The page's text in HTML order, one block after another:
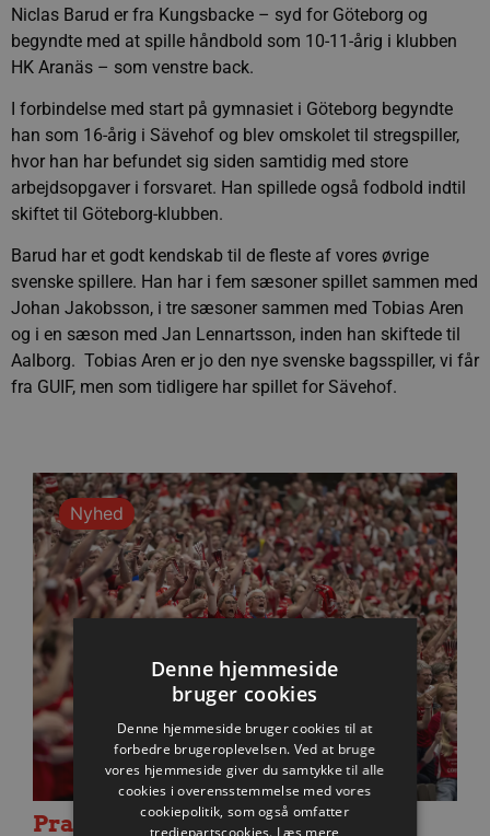
Niclas Barud er fra Kungsbacke – syd for Göteborg og
begyndte med at spille håndbold som 10-11-årig i klubben
HK Aranäs – som venstre back.
I forbindelse med start på gymnasiet i Göteborg begyndte
han som 16-årig i Sävehof og blev omskolet til stregspiller,
hvor han har befundet sig siden samtidig med store
arbejdsopgaver i forsvaret. Han spillede også fodbold indtil
skiftet til Göteborg-klubben.
Barud har et godt kendskab til de fleste af vores øvrige
svenske spillere. Han har i fem sæsoner spillet sammen med
Johan Jakobsson, i tre sæsoner sammen med Tobias Aren
og i en sæson med Jan Lennartsson, inden han skiftede til
Aalborg. Tobias Aren er jo den nye svenske bagsspiller, vi får
fra GUIF, men som tidligere har spillet for Sävehof.
Nyhed
Praktisk information til dagens
Denne hjemmeside
bruger cookies
Denne hjemmeside bruger cookies til at
forbedre brugeroplevelsen. Ved at bruge
vores hjemmeside giver du samtykke til alle
cookies i overensstemmelse med vores
cookiepolitik, som også omfatter
tredjepartscookies. Læs mere